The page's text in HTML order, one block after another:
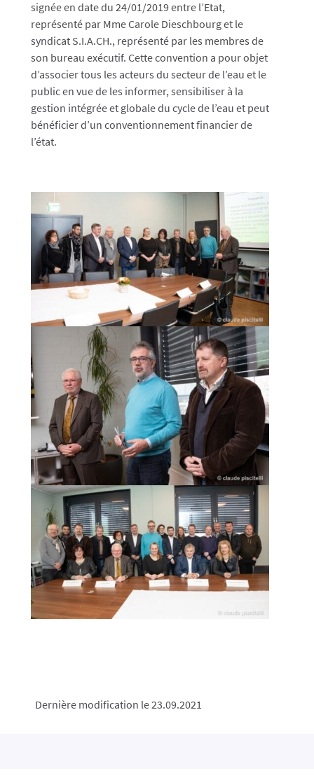
signée en date du 24/01/2019 entre l’Etat,
représenté par Mme Carole Dieschbourg et le
syndicat S.I.A.CH., représenté par les membres de
son bureau exécutif. Cette convention a pour objet
d’associer tous les acteurs du secteur de l’eau et le
public en vue de les informer, sensibiliser à la
gestion intégrée et globale du cycle de l’eau et peut
bénéficier d’un conventionnement financier de
l’état.
Dernière modification le 23.09.2021